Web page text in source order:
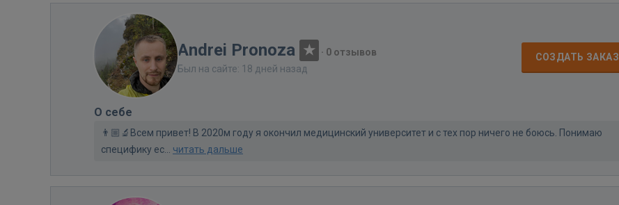
Andrei Pronoza · 0 отзывов
Был на сайте: 18 дней назад
СОЗДАТЬ ЗАКАЗ
О себе
👨🏼‍🔬Всем привет! В 2020м году я окончил медицинский университет и с тех пор ничего не боюсь. Понимаю
специфику ес... читать дальше